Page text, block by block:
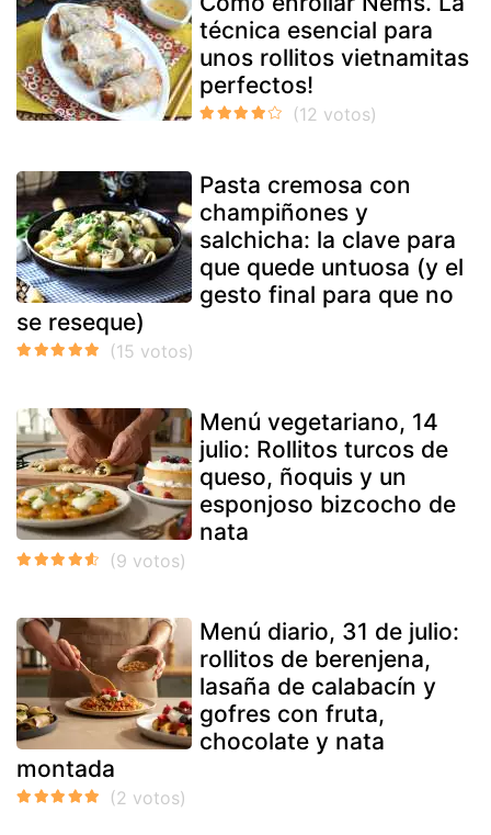
técnica esencial para
unos rollitos vietnamitas
perfectos!
Pasta cremosa con
champiñones y
salchicha: la clave para
que quede untuosa (y el
gesto final para que no
se reseque)
Menú vegetariano, 14
julio: Rollitos turcos de
queso, ñoquis y un
esponjoso bizcocho de
nata
Menú diario, 31 de julio:
rollitos de berenjena,
lasaña de calabacín y
gofres con fruta,
chocolate y nata
montada